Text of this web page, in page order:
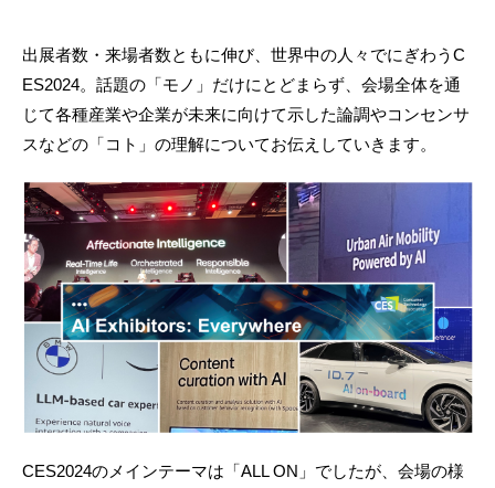
出展者数・来場者数ともに伸び、世界中の人々でにぎわうC
ES2024。話題の「モノ」だけにとどまらず、会場全体を通
じて各種産業や企業が未来に向けて示した論調やコンセンサ
スなどの「コト」の理解についてお伝えしていきます。
CES2024のメインテーマは「ALL ON」でしたが、会場の様